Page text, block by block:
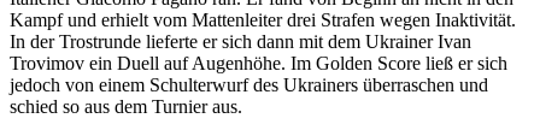
Kampf und erhielt vom Mattenleiter drei Strafen wegen Inaktivität.
In der Trostrunde lieferte er sich dann mit dem Ukrainer Ivan
Trovimov ein Duell auf Augenhöhe. Im Golden Score ließ er sich
jedoch von einem Schulterwurf des Ukrainers überraschen und
schied so aus dem Turnier aus.